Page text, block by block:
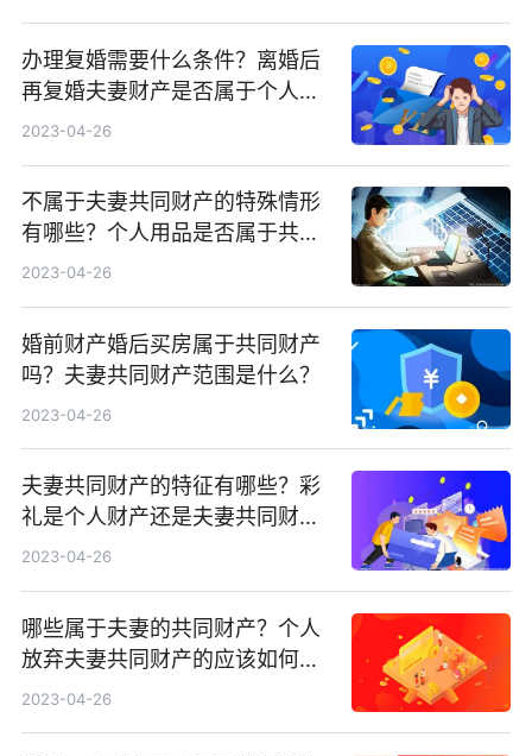
办理复婚需要什么条件？离婚后
再复婚夫妻财产是否属于个人财
产？
2023-04-26
不属于夫妻共同财产的特殊情形
有哪些？个人用品是否属于共同
财产？
2023-04-26
婚前财产婚后买房属于共同财产
吗？夫妻共同财产范围是什么？
2023-04-26
夫妻共同财产的特征有哪些？彩
礼是个人财产还是夫妻共同财产
呢？
2023-04-26
哪些属于夫妻的共同财产？个人
放弃夫妻共同财产的应该如何处
理？
2023-04-26